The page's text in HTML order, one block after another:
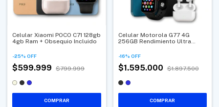
Celular Xiaomi POCO C71 128gb
4gb Ram + Obsequio Incluido
-25% OFF
$599.999 $799.999
COMPRAR
Celular Motorola G77 4G
256GB Rendimiento Ultra
Imperdibles
-16% OFF
$1.595.000 $1.897.500
COMPRAR